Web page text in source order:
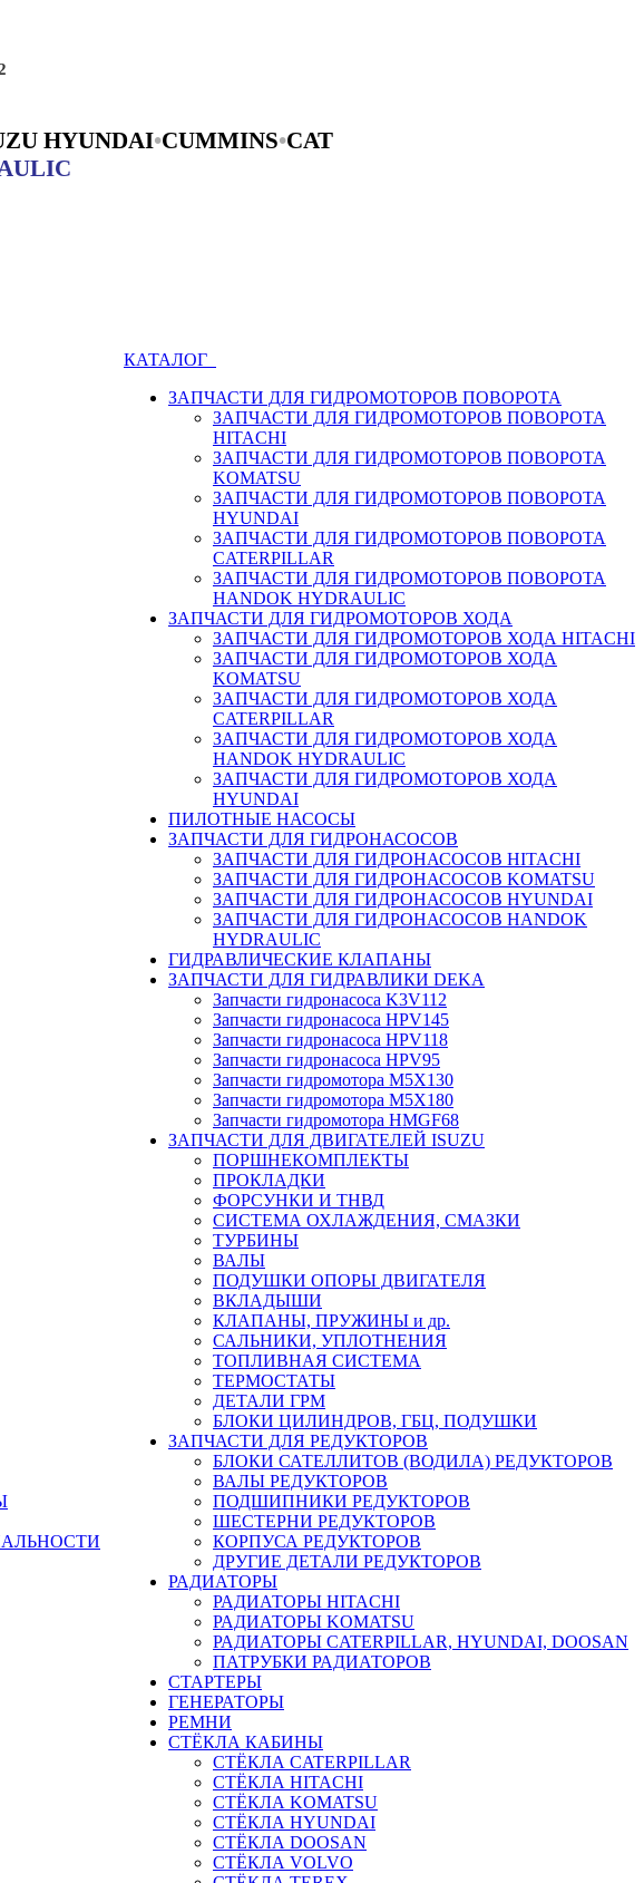
HYUNDAI•CUMMINS•CAT
КАТАЛОГ
ЗАПЧАСТИ ДЛЯ ГИДРОМОТОРОВ ПОВОРОТА
ЗАПЧАСТИ ДЛЯ ГИДРОМОТОРОВ ПОВОРОТА
HITACHI
ЗАПЧАСТИ ДЛЯ ГИДРОМОТОРОВ ПОВОРОТА
KOMATSU
ЗАПЧАСТИ ДЛЯ ГИДРОМОТОРОВ ПОВОРОТА
HYUNDAI
ЗАПЧАСТИ ДЛЯ ГИДРОМОТОРОВ ПОВОРОТА
CATERPILLAR
ЗАПЧАСТИ ДЛЯ ГИДРОМОТОРОВ ПОВОРОТА
HANDOK HYDRAULIC
ЗАПЧАСТИ ДЛЯ ГИДРОМОТОРОВ ХОДА
ЗАПЧАСТИ ДЛЯ ГИДРОМОТОРОВ ХОДА HITACHI
ЗАПЧАСТИ ДЛЯ ГИДРОМОТОРОВ ХОДА
KOMATSU
ЗАПЧАСТИ ДЛЯ ГИДРОМОТОРОВ ХОДА
CATERPILLAR
ЗАПЧАСТИ ДЛЯ ГИДРОМОТОРОВ ХОДА
HANDOK HYDRAULIC
ЗАПЧАСТИ ДЛЯ ГИДРОМОТОРОВ ХОДА
HYUNDAI
ПИЛОТНЫЕ НАСОСЫ
ЗАПЧАСТИ ДЛЯ ГИДРОНАСОСОВ
ЗАПЧАСТИ ДЛЯ ГИДРОНАСОСОВ HITACHI
ЗАПЧАСТИ ДЛЯ ГИДРОНАСОСОВ KOMATSU
ЗАПЧАСТИ ДЛЯ ГИДРОНАСОСОВ HYUNDAI
ЗАПЧАСТИ ДЛЯ ГИДРОНАСОСОВ HANDOK
HYDRAULIC
ГИДРАВЛИЧЕСКИЕ КЛАПАНЫ
ЗАПЧАСТИ ДЛЯ ГИДРАВЛИКИ DEKA
Запчасти гидронасоса K3V112
Запчасти гидронасоса HPV145
Запчасти гидронасоса HPV118
Запчасти гидронасоса HPV95
Запчасти гидромотора M5X130
Запчасти гидромотора M5X180
Запчасти гидромотора HMGF68
ЗАПЧАСТИ ДЛЯ ДВИГАТЕЛЕЙ ISUZU
ПОРШНЕКОМПЛЕКТЫ
ПРОКЛАДКИ
ФОРСУНКИ И ТНВД
СИСТЕМА ОХЛАЖДЕНИЯ, СМАЗКИ
ТУРБИНЫ
ВАЛЫ
ПОДУШКИ ОПОРЫ ДВИГАТЕЛЯ
ВКЛАДЫШИ
КЛАПАНЫ, ПРУЖИНЫ и др.
САЛЬНИКИ, УПЛОТНЕНИЯ
ТОПЛИВНАЯ СИСТЕМА
ТЕРМОСТАТЫ
ДЕТАЛИ ГРМ
БЛОКИ ЦИЛИНДРОВ, ГБЦ, ПОДУШКИ
ЗАПЧАСТИ ДЛЯ РЕДУКТОРОВ
БЛОКИ САТЕЛЛИТОВ (ВОДИЛА) РЕДУКТОРОВ
ВАЛЫ РЕДУКТОРОВ
ПОДШИПНИКИ РЕДУКТОРОВ
ШЕСТЕРНИ РЕДУКТОРОВ
КОРПУСА РЕДУКТОРОВ
ДРУГИЕ ДЕТАЛИ РЕДУКТОРОВ
РАДИАТОРЫ
РАДИАТОРЫ HITACHI
РАДИАТОРЫ KOMATSU
РАДИАТОРЫ CATERPILLAR, HYUNDAI, DOOSAN
ПАТРУБКИ РАДИАТОРОВ
СТАРТЕРЫ
ГЕНЕРАТОРЫ
РЕМНИ
СТЁКЛА КАБИНЫ
СТЁКЛА CATERPILLAR
СТЁКЛА HITACHI
СТЁКЛА KOMATSU
СТЁКЛА HYUNDAI
СТЁКЛА DOOSAN
СТЁКЛА VOLVO